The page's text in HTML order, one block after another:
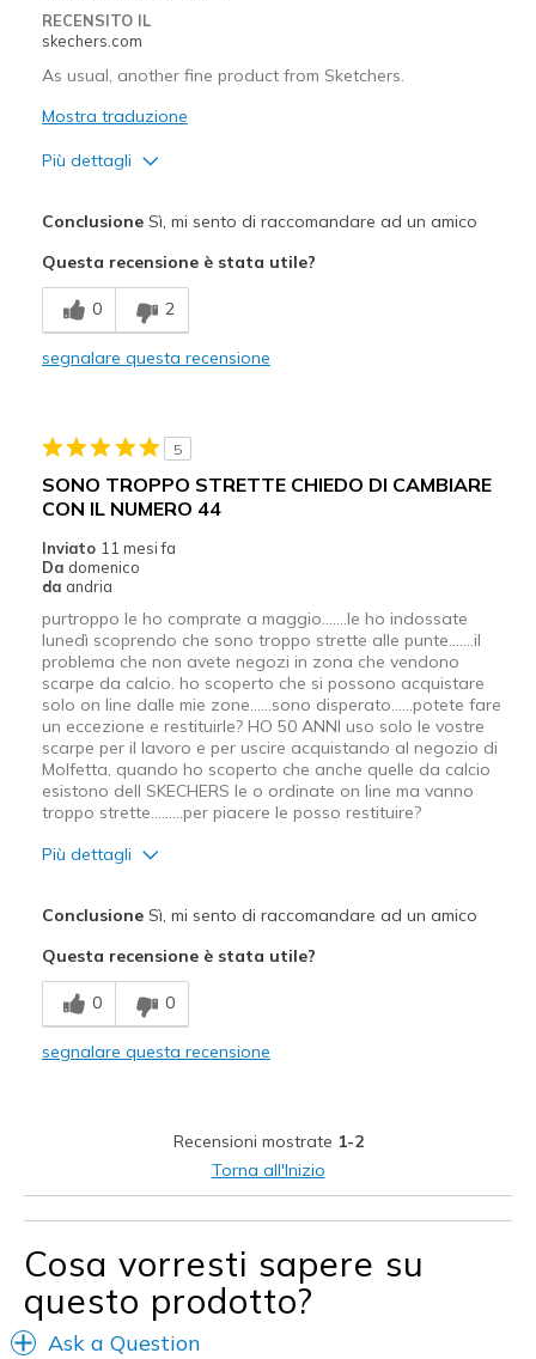
RECENSITO IL
skechers.com
As usual, another fine product from Sketchers.
Mostra traduzione
Più dettagli
Breathe Well
Comfortable
Migliori Utilizzi:
Casual Wear
Width
Sizing
View On Shoes
Shoes are for Wearing
ConclusioneSì, mi sento di raccomandare ad un amico
Questa recensione è stata utile?
0 2
segnalare questa recensione
5
SONO TROPPO STRETTE CHIEDO DI CAMBIARE
CON IL NUMERO 44
Inviato 11 mesi fa
Da domenico
da andria
purtroppo le ho comprate a maggio.......le ho indossate
lunedì scoprendo che sono troppo strette alle punte.......il
problema che non avete negozi in zona che vendono
scarpe da calcio. ho scoperto che si possono acquistare
solo on line dalle mie zone......sono disperato......potete fare
un eccezione e restituirle? HO 50 ANNI uso solo le vostre
scarpe per il lavoro e per uscire acquistando al negozio di
Molfetta, quando ho scoperto che anche quelle da calcio
esistono dell SKECHERS le o ordinate on line ma vanno
troppo strette.........per piacere le posso restituire?
Più dettagli
Design attrattivo
Grande imbottitura
La taglia piena è troppo piccola
Ci tengo veramente molto alle
ConclusioneSì, mi sento di raccomandare ad un amico
Questa recensione è stata utile?
0 0
segnalare questa recensione
Recensioni mostrate 1-2
Torna all'Inizio
Cosa vorresti sapere su
questo prodotto?
Ask a Question